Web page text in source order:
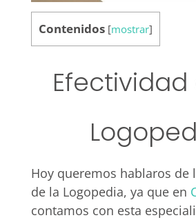
Contenidos [mostrar]
Efectividad
Hoy queremos hablaros de
de la Logopedia, ya que en
contamos con esta